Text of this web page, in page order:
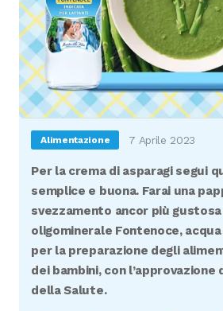
Alimentazione 7 Aprile 2023
Per la crema di asparagi segui
semplice e buona. Farai una
svezzamento ancor più
oligominerale Fontenoce,
per la preparazione degli
dei bambini, con
della Salute.